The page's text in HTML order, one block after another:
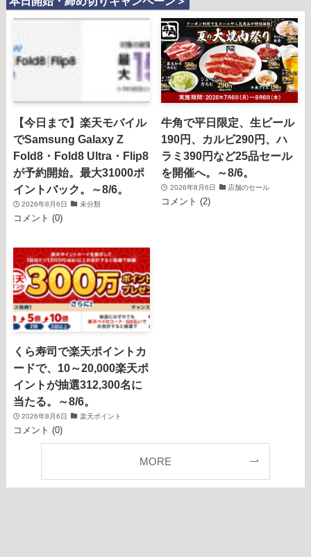
【今日まで】楽天モバイル
でSamsung Galaxy Z
Fold8・Fold8 Ultra・Flip8
が予約開始。最大31000ポ
イントバック。～8/6。
2026年8月6日 未分類
コメント (0)
牛角で平日限定、生ビール
190円、カルビ290円、ハ
ラミ390円など25品セール
を開催へ。～8/6。
2026年8月6日 店舗のセール
コメント (2)
くら寿司で楽天ポイントカ
ードで、10～20,000楽天ポ
イントが抽選312,300名に
当たる。～8/6。
2026年8月6日 楽天ポイント
コメント (0)
MORE